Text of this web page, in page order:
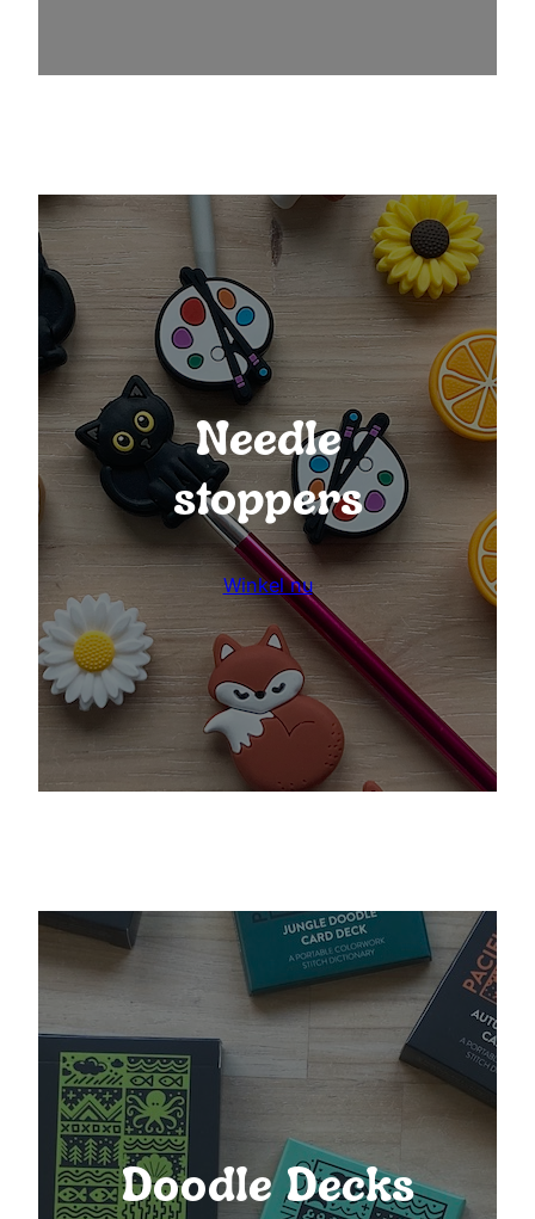
Needle
stoppers
Winkel nu
Doodle Decks